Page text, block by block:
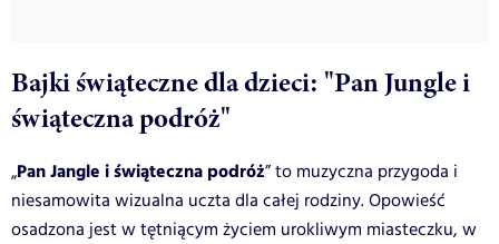
Bajki świąteczne dla dzieci: "Pan Jungle i
świąteczna podróż"
„Pan Jangle i świąteczna podróż” to muzyczna przygoda i
niesamowita wizualna uczta dla całej rodziny. Opowieść
osadzona jest w tętniącym życiem urokliwym miasteczku, w